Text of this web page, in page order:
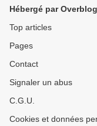
Hébergé par Overblog
Top articles
Pages
Contact
Signaler un abus
C.G.U.
Cookies et données